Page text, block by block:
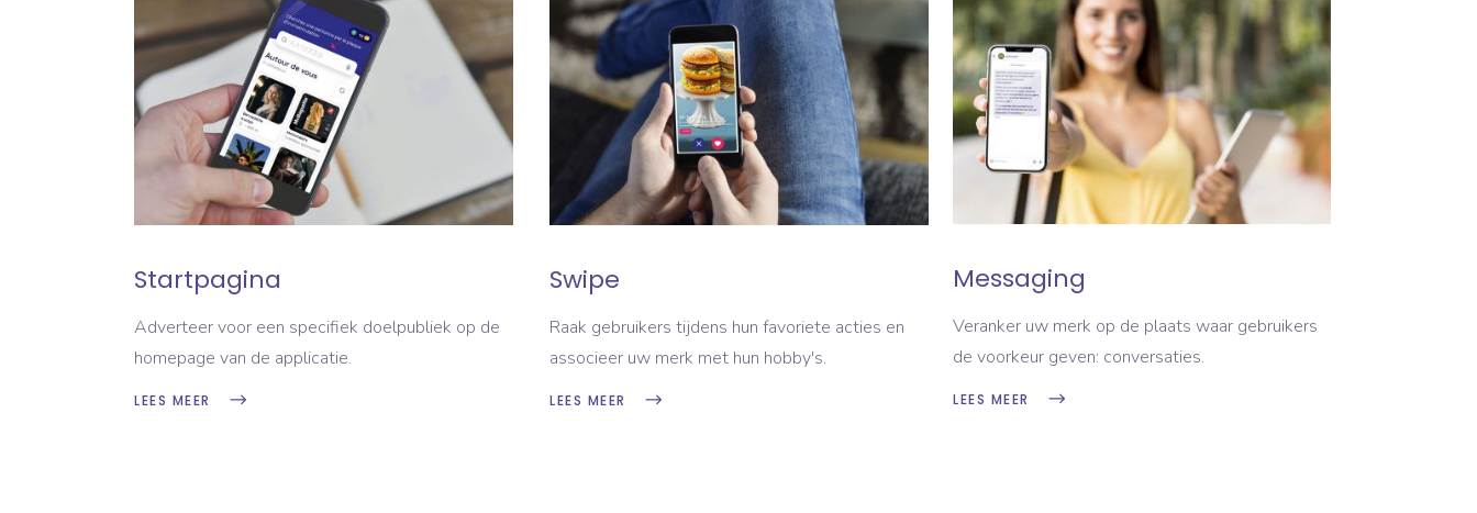
Startpagina
Adverteer voor een specifiek doelpubliek op de
homepage van de applicatie.
LEES MEER
Swipe
Raak gebruikers tijdens hun favoriete acties en
associeer uw merk met hun hobby's.
LEES MEER
Messaging
Veranker uw merk op de plaats waar gebruikers
de voorkeur geven: conversaties.
LEES MEER